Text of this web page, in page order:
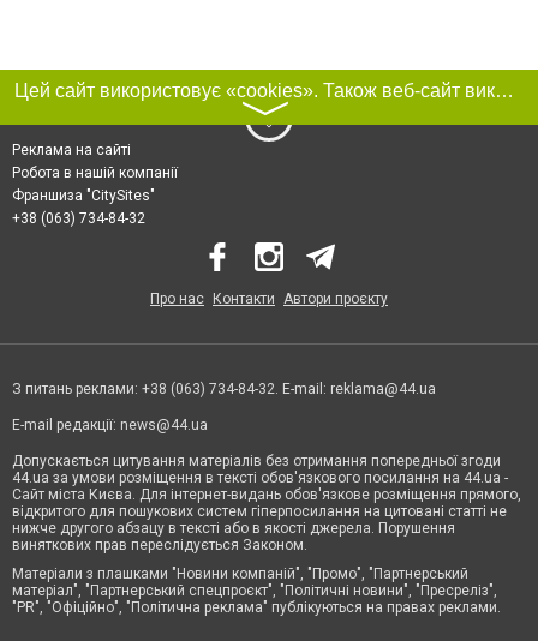
Цей сайт використовує «cookies». Також веб-сайт використовує інтернет-сервіс для збору технічних даних стосовно відвідувачів з метою отримання маркетингової та статистичної інформації. Умови обробки даних відвідувачів сайту див.
〉
Реклама на сайті
Робота в нашій компанії
Франшиза "CitySites"
+38 (063) 734-84-32
Про нас Контакти Автори проєкту
З питань реклами: +38 (063) 734-84-32. E-mail: reklama@44.ua
E-mail редакції: news@44.ua
Допускається цитування матеріалів без отримання попередньої згоди
44.ua за умови розміщення в тексті обов'язкового посилання на 44.ua -
Сайт міста Києва. Для інтернет-видань обов'язкове розміщення прямого,
відкритого для пошукових систем гіперпосилання на цитовані статті не
нижче другого абзацу в тексті або в якості джерела. Порушення
виняткових прав переслідується Законом.
Матеріали з плашками "Новини компаній", "Промо", "Партнерський
матеріал", "Партнерський спецпроєкт", "Політичні новини", "Пресреліз",
"PR", "Офіційно", "Політична реклама" публікуються на правах реклами.